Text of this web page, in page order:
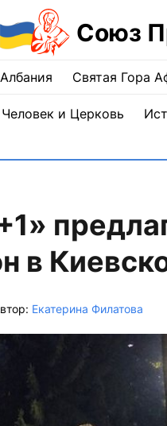
Союз
Албания Святая Гора
Человек и Церковь
в
Екатерина Филатова